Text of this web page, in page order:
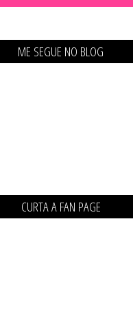
ME SEGUE NO BLOG
CURTA A FAN PAGE